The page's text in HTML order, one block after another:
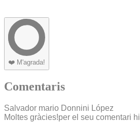
❤️ M'agrada!
Comentaris
Salvador mario Donnini López
Moltes gràcies!per el seu comentari